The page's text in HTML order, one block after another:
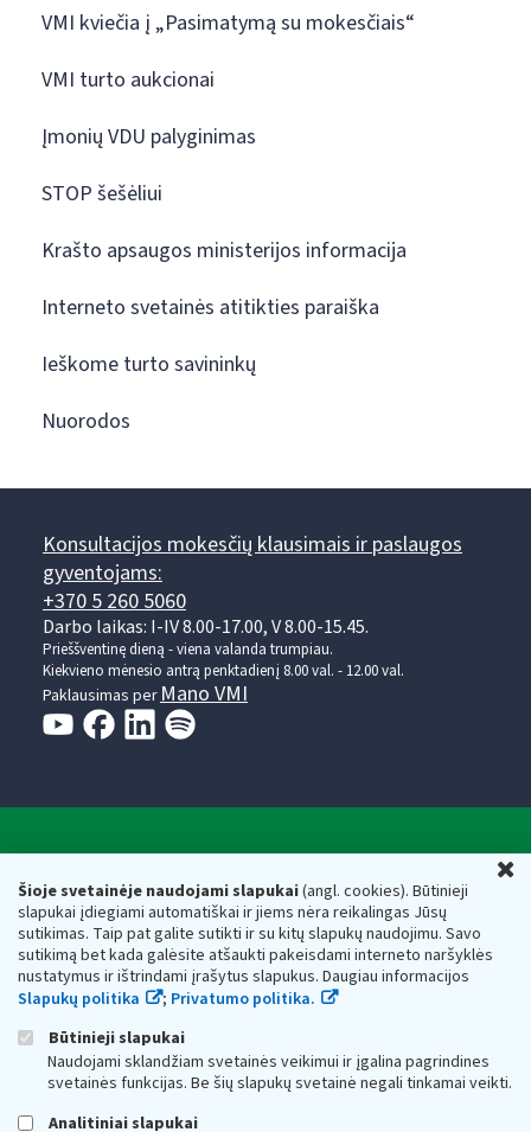
Šioje svetainėje naudojami slapukai(angl. cookies). Būtinieji
slapukai įdiegiami automatiškai ir jiems nėra reikalingas Jūsų
sutikimas. Taip pat galite sutikti ir su kitų slapukų naudojimu. Savo
sutikimą bet kada galėsite atšaukti pakeisdami interneto naršyklės
nustatymus ir ištrindami įrašytus slapukus. Daugiau informacijos
Slapukų politika
; Privatumo politika.
Būtinieji slapukai
Naudojami sklandžiam svetainės veikimui ir įgalina pagrindines
svetainės funkcijas. Be šių slapukų svetainė negali tinkamai veikti.
Analitiniai slapukai
VMI kviečia į „Pasimatymą su mokesčiais“
VMI turto aukcionai
Įmonių VDU palyginimas
STOP šešėliui
Krašto apsaugos ministerijos informacija
Interneto svetainės atitikties paraiška
Ieškome turto savininkų
Nuorodos
Konsultacijos mokesčių klausimais ir paslaugos
gyventojams:
+370 5 260 5060
Darbo laikas: I-IV 8.00-17.00, V 8.00-15.45.
Prieššventinę dieną - viena valanda trumpiau.
Kiekvieno mėnesio antrą penktadienį 8.00 val. - 12.00 val.
Paklausimas per Mano VMI
Respublikos finansų ministerijos
Biudžetinė įstaiga. Juridinio asmens kodas — 188659752,
adresas: Vasario 16-osios g. 14, 01107 Vilnius, Lietuva, el.paštas:
vmi@vmi.lt, E. pristatymo dėžutės adresas 188659752
Duomenys apie Valstybinę mokesčių inspekciją prie Lietuvos
Respublikos finansų ministerijos kaupiami ir saugomi Juridinių